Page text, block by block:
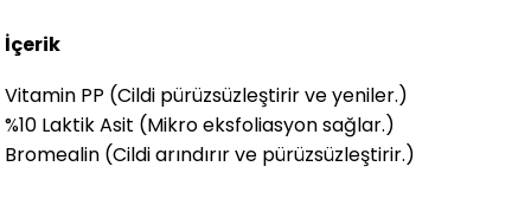
İçerik
Vitamin PP (Cildi pürüzsüzleştirir ve yeniler.)
%10 Laktik Asit (Mikro eksfoliasyon sağlar.)
Bromealin (Cildi arındırır ve pürüzsüzleştirir.)